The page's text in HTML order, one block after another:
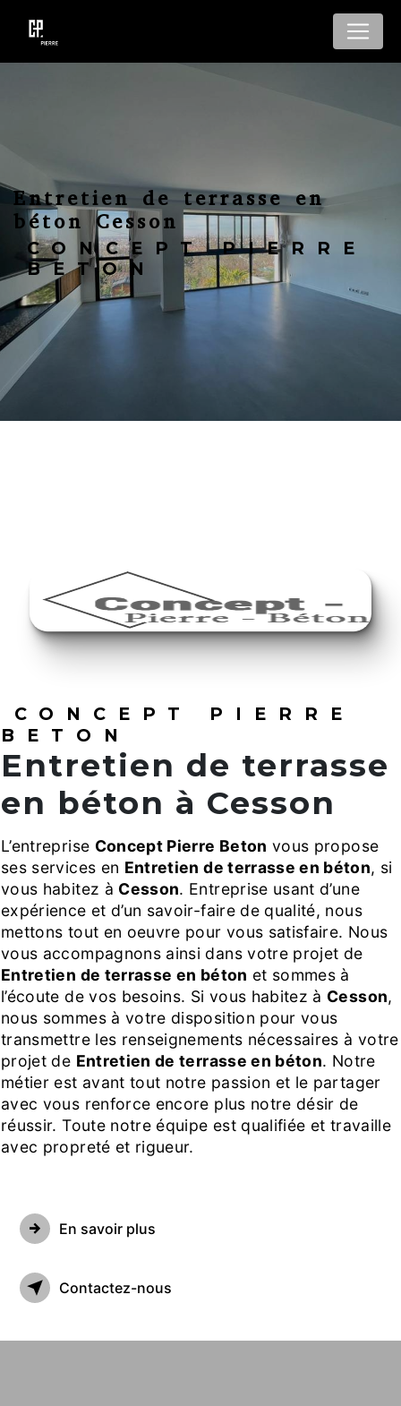
Entretien de terrasse en
béton Cesson
CONCEPT PIERRE
BETON
CONCEPT PIERRE
BETON
Entretien de terrasse
en béton à Cesson
L’entreprise Concept Pierre Beton vous propose
ses services en Entretien de terrasse en béton, si
vous habitez à Cesson. Entreprise usant d’une
expérience et d’un savoir-faire de qualité, nous
mettons tout en oeuvre pour vous satisfaire. Nous
vous accompagnons ainsi dans votre projet de
Entretien de terrasse en béton et sommes à
l’écoute de vos besoins. Si vous habitez à Cesson,
nous sommes à votre disposition pour vous
transmettre les renseignements nécessaires à votre
projet de Entretien de terrasse en béton. Notre
métier est avant tout notre passion et le partager
avec vous renforce encore plus notre désir de
réussir. Toute notre équipe est qualifiée et travaille
avec propreté et rigueur.
En savoir plus
Contactez-nous